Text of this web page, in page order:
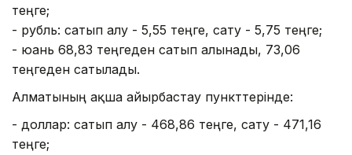
теңге;
- рубль: сатып алу - 5,55 теңге, сату - 5,75 теңге;
- юань 68,83 теңгеден сатып алынады, 73,06
теңгеден сатылады.
Алматының ақша айырбастау пункттерінде:
- доллар: сатып алу - 468,86 теңге, сату - 471,16
теңге;